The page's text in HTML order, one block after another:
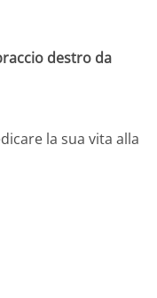
destro da
la sua vita alla